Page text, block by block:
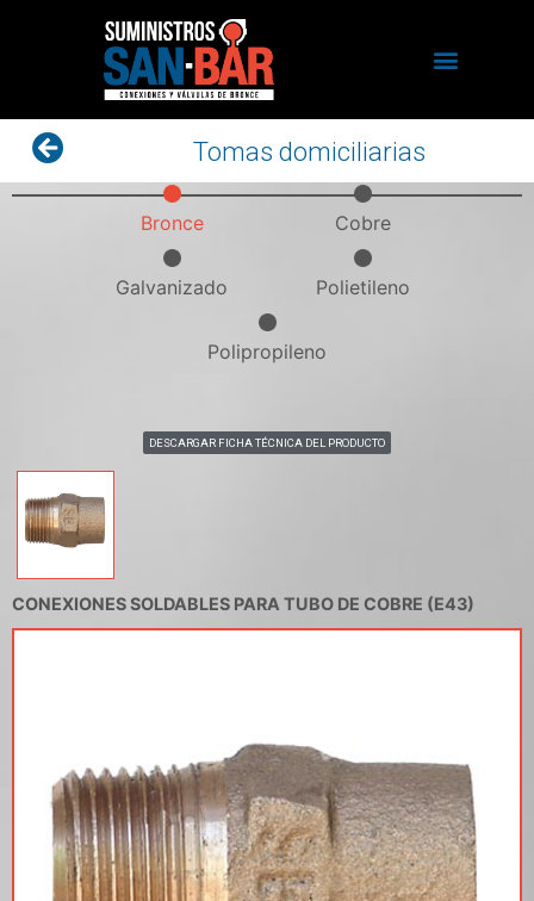
Tomas domiciliarias
Bronce Cobre
Galvanizado Polietileno
Polipropileno
CONEXIONES SOLDABLES PARA TUBO DE COBRE (E43)
DESCARGAR FICHA TÉCNICA DEL PRODUCTO